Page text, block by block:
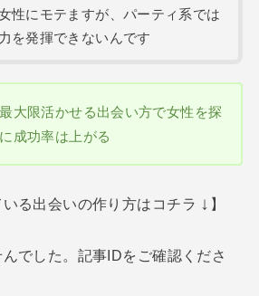
性にモテますが、パーティ系では
を発揮できないんです
大限活かせる出会い方で女性を探
成功率は上がる
いる出会いの作り方はコチラ ↓ 】
でした。記事IDをご確認くださ